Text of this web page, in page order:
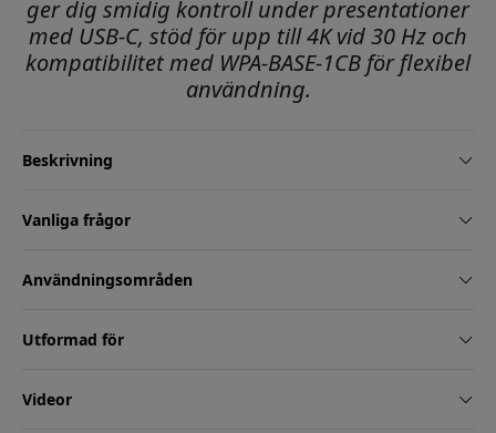
ger dig smidig kontroll under presentationer
med USB-C, stöd för upp till 4K vid 30 Hz och
kompatibilitet med WPA-BASE-1CB för flexibel
användning.
Beskrivning
Vanliga frågor
Användningsområden
Utformad för
Videor